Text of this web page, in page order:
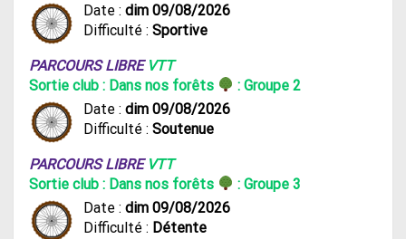
Date : dim 09/08/2026
Difficulté : Sportive
PARCOURS LIBRE VTT
Sortie club : Dans nos forêts
: Groupe 2
Date : dim 09/08/2026
Difficulté : Soutenue
PARCOURS LIBRE VTT
Sortie club : Dans nos forêts
: Groupe 3
Date : dim 09/08/2026
Difficulté : Détente